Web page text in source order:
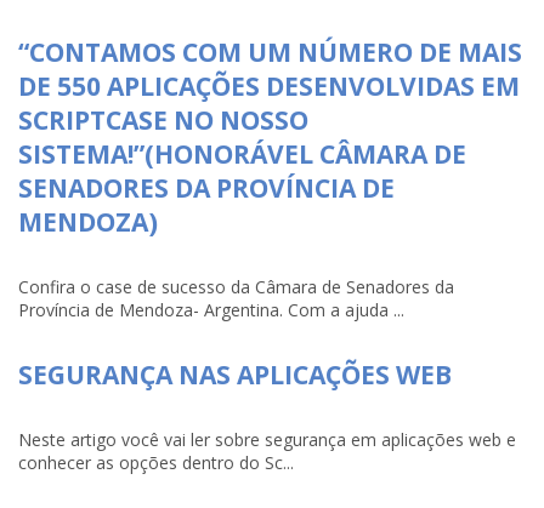
“CONTAMOS COM UM NÚMERO DE MAIS
DE 550 APLICAÇÕES DESENVOLVIDAS EM
SCRIPTCASE NO NOSSO
SISTEMA!”(HONORÁVEL CÂMARA DE
SENADORES DA PROVÍNCIA DE
MENDOZA)
Confira o case de sucesso da Câmara de Senadores da
Província de Mendoza- Argentina. Com a ajuda ...
SEGURANÇA NAS APLICAÇÕES WEB
Neste artigo você vai ler sobre segurança em aplicações web e
conhecer as opções dentro do Sc...